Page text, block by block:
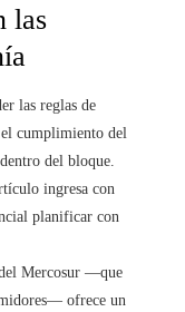
las
las reglas de
cumplimiento del
del bloque.
ingresa con
planificar con
Mercosur —que
ofrece un